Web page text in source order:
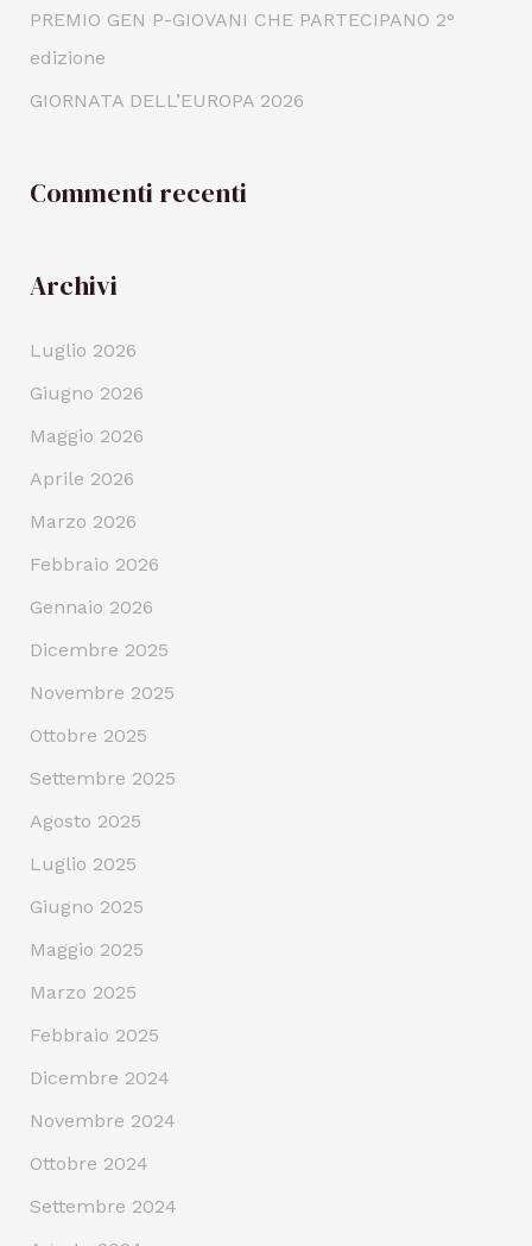
PREMIO GEN P-GIOVANI CHE PARTECIPANO 2°
edizione
GIORNATA DELL’EUROPA 2026
Commenti recenti
Archivi
Luglio 2026
Giugno 2026
Maggio 2026
Aprile 2026
Marzo 2026
Febbraio 2026
Gennaio 2026
Dicembre 2025
Novembre 2025
Ottobre 2025
Settembre 2025
Agosto 2025
Luglio 2025
Giugno 2025
Maggio 2025
Marzo 2025
Febbraio 2025
Dicembre 2024
Novembre 2024
Ottobre 2024
Settembre 2024